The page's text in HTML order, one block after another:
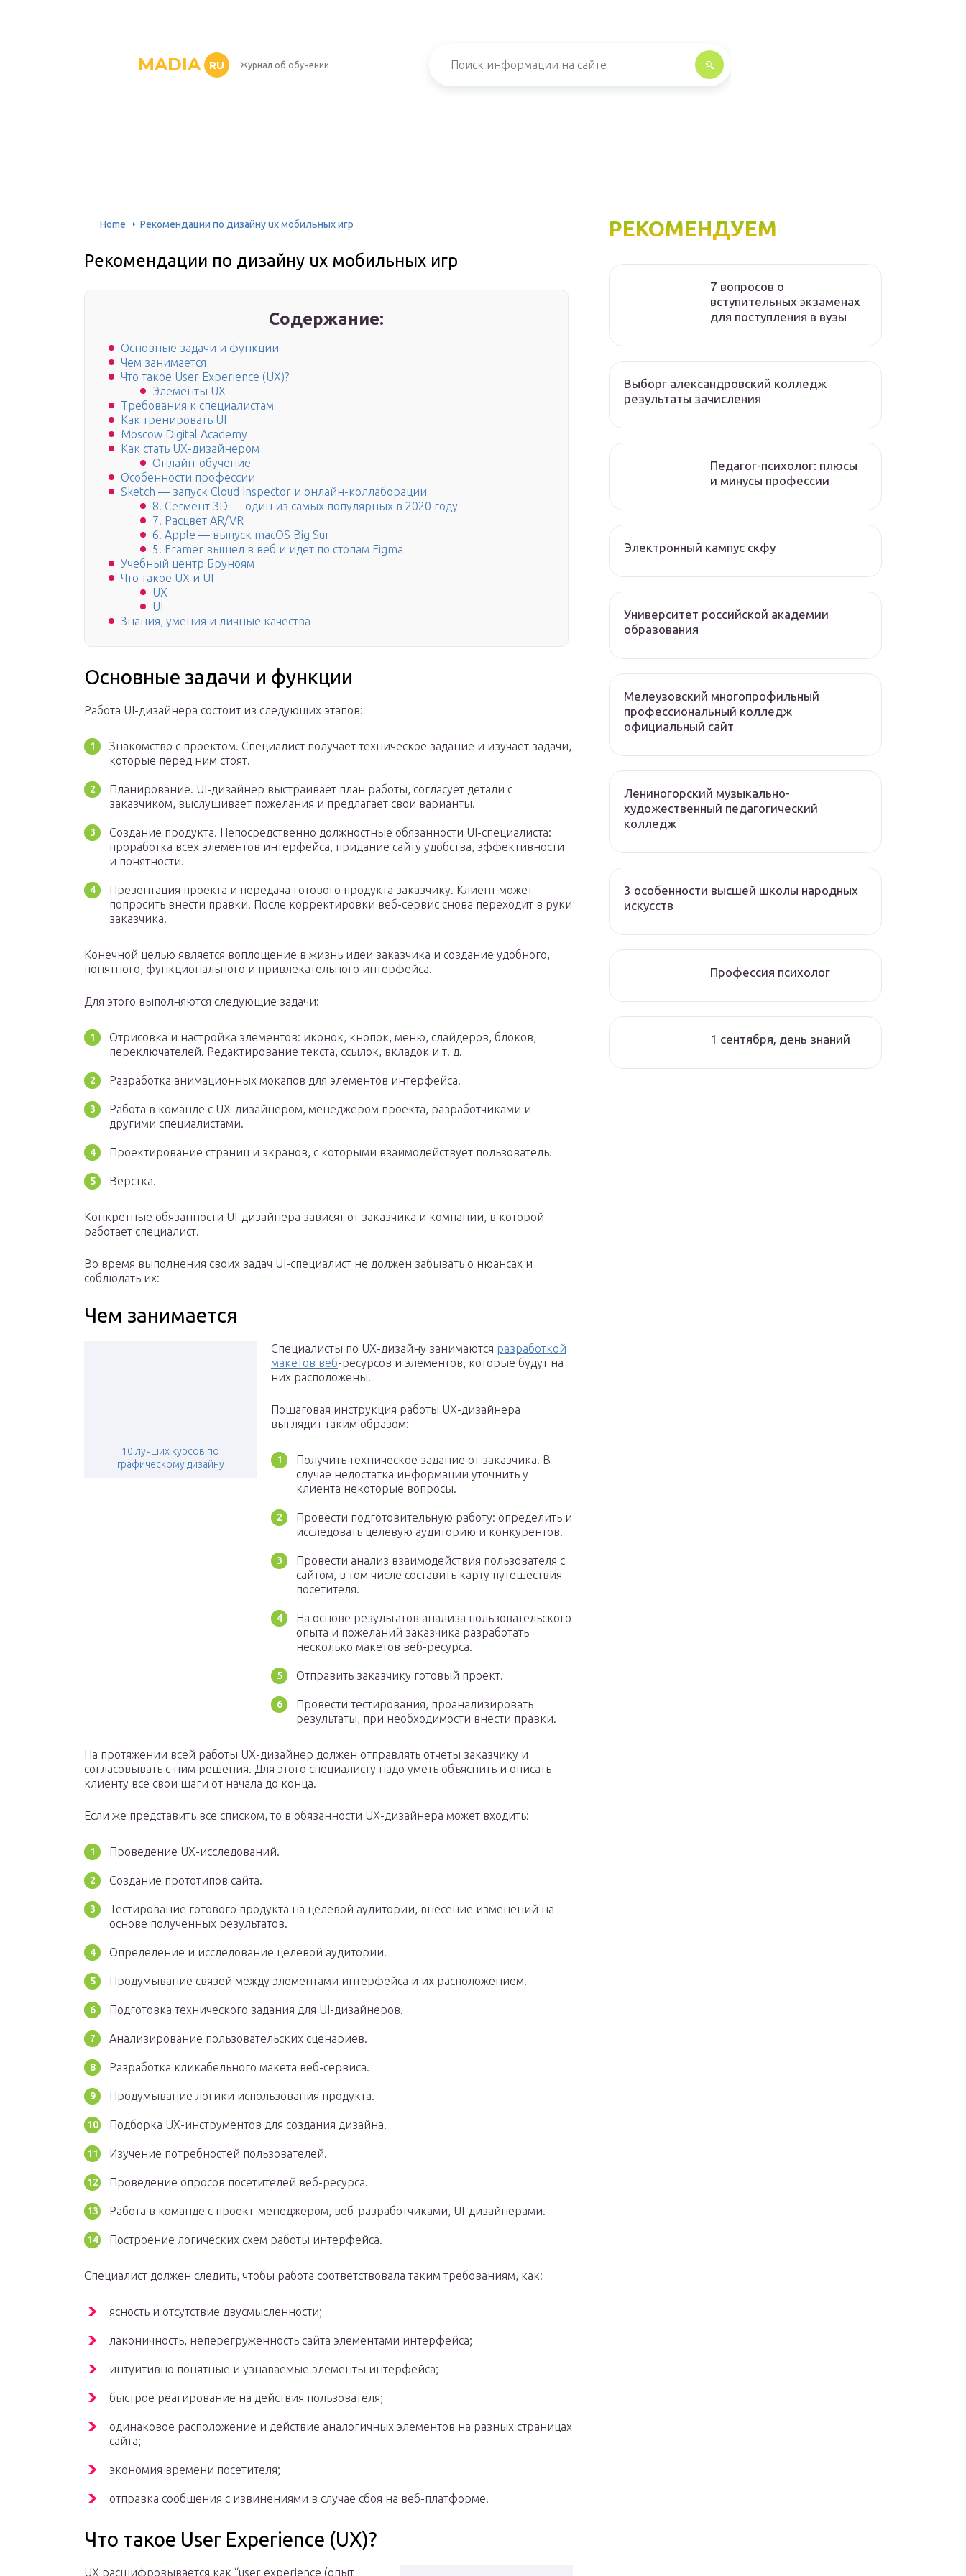
MADIA RU Журнал об обучении
Home Рекомендации по дизайну ux мобильных игр
Рекомендации по дизайну ux мобильных игр
Содержание:
Основные задачи и функции
Чем занимается
Что такое User Experience (UX)?
Элементы UX
Требования к специалистам
Как тренировать UI
Moscow Digital Academy
Как стать UX-дизайнером
Онлайн-обучение
Особенности профессии
Sketch — запуск Cloud Inspector и онлайн-коллаборации
8. Сегмент 3D — один из самых популярных в 2020 году
7. Расцвет AR/VR
6. Apple — выпуск macOS Big Sur
5. Framer вышел в веб и идет по стопам Figma
Учебный центр Бруноям
Что такое UX и UI
UX
UI
Знания, умения и личные качества
Основные задачи и функции
Работа UI-дизайнера состоит из следующих этапов:
Знакомство с проектом. Специалист получает техническое задание и изучает задачи,
которые перед ним стоят.
Планирование. UI-дизайнер выстраивает план работы, согласует детали с
заказчиком, выслушивает пожелания и предлагает свои варианты.
Создание продукта. Непосредственно должностные обязанности UI-специалиста:
проработка всех элементов интерфейса, придание сайту удобства, эффективности
и понятности.
Презентация проекта и передача готового продукта заказчику. Клиент может
попросить внести правки. После корректировки веб-сервис снова переходит в руки
заказчика.
Конечной целью является воплощение в жизнь идеи заказчика и создание удобного,
понятного, функционального и привлекательного интерфейса.
Для этого выполняются следующие задачи:
Отрисовка и настройка элементов: иконок, кнопок, меню, слайдеров, блоков,
переключателей. Редактирование текста, ссылок, вкладок и т. д.
Разработка анимационных мокапов для элементов интерфейса.
Работа в команде с UX-дизайнером, менеджером проекта, разработчиками и
другими специалистами.
Проектирование страниц и экранов, с которыми взаимодействует пользователь.
Верстка.
Конкретные обязанности UI-дизайнера зависят от заказчика и компании, в которой
работает специалист.
Во время выполнения своих задач UI-специалист не должен забывать о нюансах и
соблюдать их:
Чем занимается
10 лучших курсов по
графическому дизайну
Специалисты по UX-дизайну занимаются разработкой
макетов веб-ресурсов и элементов, которые будут на
них расположены.
Пошаговая инструкция работы UX-дизайнера
выглядит таким образом:
Получить техническое задание от заказчика. В
случае недостатка информации уточнить у
клиента некоторые вопросы.
Провести подготовительную работу: определить и
исследовать целевую аудиторию и конкурентов.
Провести анализ взаимодействия пользователя с
сайтом, в том числе составить карту путешествия
посетителя.
На основе результатов анализа пользовательского
опыта и пожеланий заказчика разработать
несколько макетов веб-ресурса.
Отправить заказчику готовый проект.
Провести тестирования, проанализировать
результаты, при необходимости внести правки.
На протяжении всей работы UX-дизайнер должен отправлять отчеты заказчику и
согласовывать с ним решения. Для этого специалисту надо уметь объяснить и описать
клиенту все свои шаги от начала до конца.
Если же представить все списком, то в обязанности UX-дизайнера может входить:
Проведение UX-исследований.
Создание прототипов сайта.
Тестирование готового продукта на целевой аудитории, внесение изменений на
основе полученных результатов.
Определение и исследование целевой аудитории.
Продумывание связей между элементами интерфейса и их расположением.
Подготовка технического задания для UI-дизайнеров.
Анализирование пользовательских сценариев.
Разработка кликабельного макета веб-сервиса.
Продумывание логики использования продукта.
Подборка UX-инструментов для создания дизайна.
Изучение потребностей пользователей.
Проведение опросов посетителей веб-ресурса.
Работа в команде с проект-менеджером, веб-разработчиками, UI-дизайнерами.
Построение логических схем работы интерфейса.
Специалист должен следить, чтобы работа соответствовала таким требованиям, как:
ясность и отсутствие двусмысленности;
лаконичность, неперегруженность сайта элементами интерфейса;
интуитивно понятные и узнаваемые элементы интерфейса;
быстрое реагирование на действия пользователя;
одинаковое расположение и действие аналогичных элементов на разных страницах
сайта;
экономия времени посетителя;
отправка сообщения с извинениями в случае сбоя на веб-платформе.
Что такое User Experience (UX)?
UX расшифровывается как “user experience (опыт
РЕКОМЕНДУЕМ
7 вопросов о
вступительных экзаменах
для поступления в вузы
Выборг александровский колледж
результаты зачисления
Педагог-психолог: плюсы
и минусы профессии
Электронный кампус скфу
Университет российской академии
образования
Мелеузовский многопрофильный
профессиональный колледж
официальный сайт
Лениногорский музыкально-
художественный педагогический
колледж
3 особенности высшей школы народных
искусств
Профессия психолог
1 сентября, день знаний